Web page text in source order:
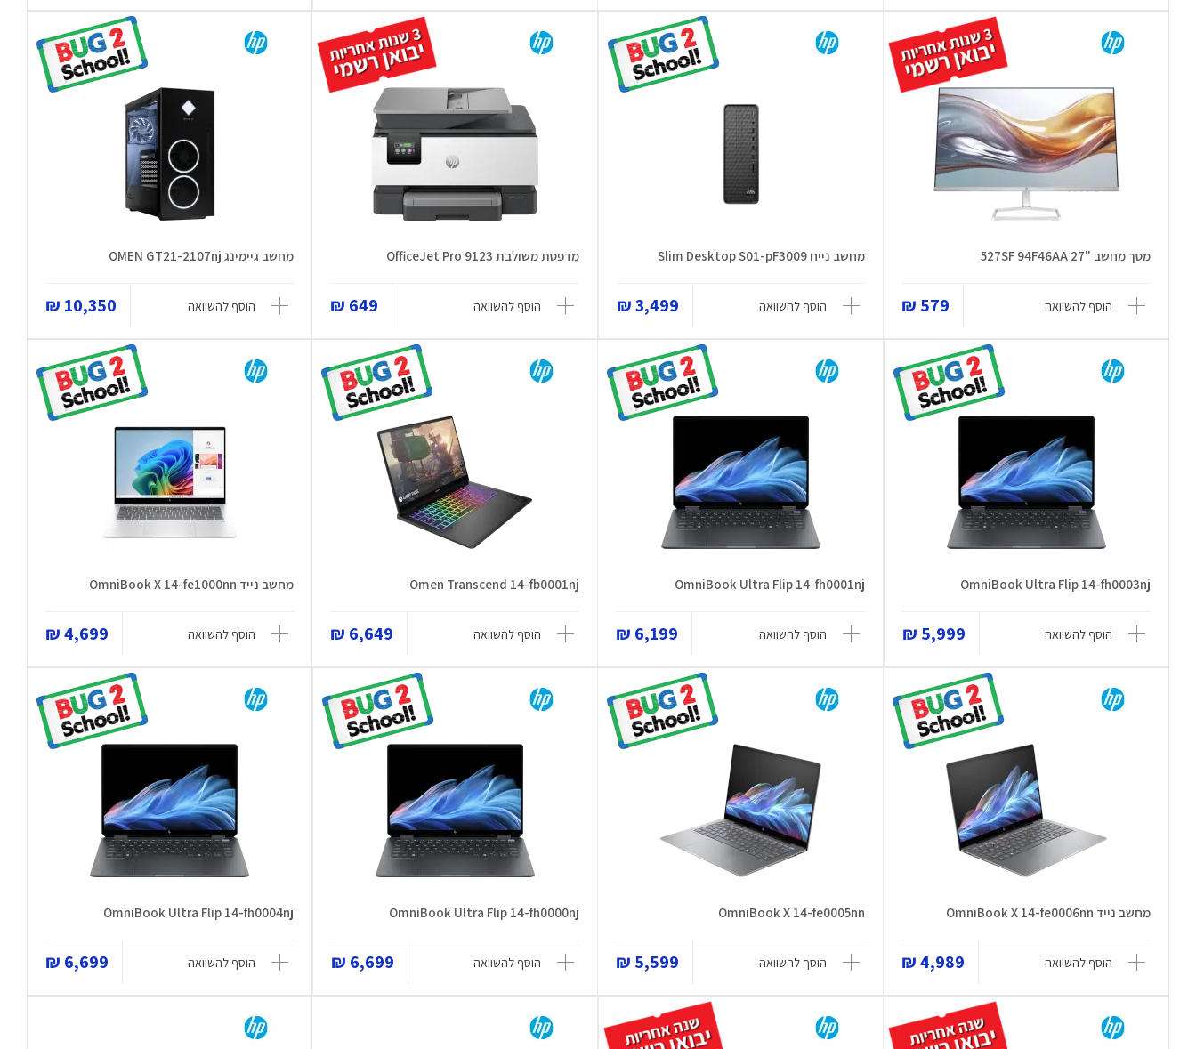
מסך מחשב "27 527SF 94F46AA
הוסף להשוואה 579 ₪
מחשב נייח Slim Desktop S01-pF3009
הוסף להשוואה 3,499 ₪
מדפסת משולבת OfficeJet Pro 9123
הוסף להשוואה 649 ₪
מחשב גיימינג OMEN GT21-2107nj
הוסף להשוואה 10,350 ₪
OmniBook Ultra Flip 14-fh0003nj
הוסף להשוואה 5,999 ₪
OmniBook Ultra Flip 14-fh0001nj
הוסף להשוואה 6,199 ₪
Omen Transcend 14-fb0001nj
הוסף להשוואה 6,649 ₪
מחשב נייד OmniBook X 14-fe1000nn
הוסף להשוואה 4,699 ₪
מחשב נייד OmniBook X 14-fe0006nn
הוסף להשוואה 4,989 ₪
OmniBook X 14-fe0005nn
הוסף להשוואה 5,599 ₪
OmniBook Ultra Flip 14-fh0000nj
הוסף להשוואה 6,699 ₪
OmniBook Ultra Flip 14-fh0004nj
הוסף להשוואה 6,699 ₪